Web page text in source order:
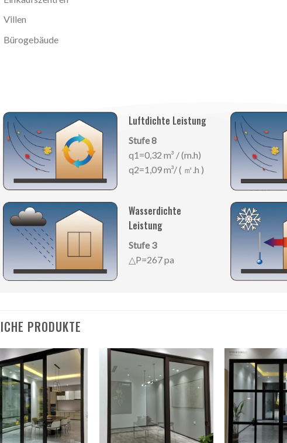
Villen
Bürogebäude
Luftdichte Leistung
Stufe 8
q1=0,32 m³ / (m.h)
q2=1,09 m³/ ( ㎡.h )
Wasserdichte
Leistung
Stufe 3
△P=267 pa
PRODUKTE